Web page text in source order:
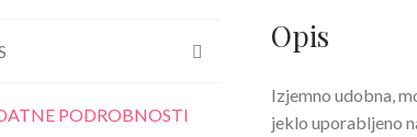
PODROBNOSTI
Opis
Izjemno udobna,
jeklo uporabljeno